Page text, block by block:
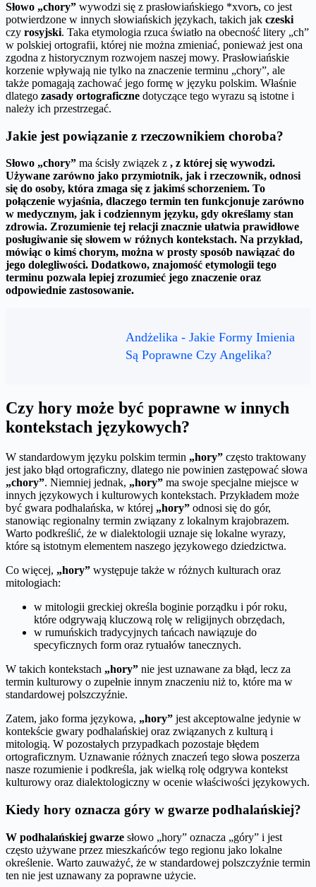
Słowo „chory” wywodzi się z prasłowiańskiego *xvorъ, co jest
potwierdzone w innych słowiańskich językach, takich jak czeski
czy rosyjski. Taka etymologia rzuca światło na obecność litery „ch”
w polskiej ortografii, której nie można zmieniać, ponieważ jest ona
zgodna z historycznym rozwojem naszej mowy. Prasłowiańskie
korzenie wpływają nie tylko na znaczenie terminu „chory”, ale
także pomagają zachować jego formę w języku polskim. Właśnie
dlatego zasady ortograficzne dotyczące tego wyrazu są istotne i
należy ich przestrzegać.
Jakie jest powiązanie z rzeczownikiem choroba?
Słowo „chory” ma ścisły związek z , z której się wywodzi.
Używane zarówno jako przymiotnik, jak i rzeczownik, odnosi
się do osoby, która zmaga się z jakimś schorzeniem. To
połączenie wyjaśnia, dlaczego termin ten funkcjonuje zarówno
w medycznym, jak i codziennym języku, gdy określamy stan
zdrowia. Zrozumienie tej relacji znacznie ułatwia prawidłowe
posługiwanie się słowem w różnych kontekstach. Na przykład,
mówiąc o kimś chorym, można w prosty sposób nawiązać do
jego dolegliwości. Dodatkowo, znajomość etymologii tego
terminu pozwala lepiej zrozumieć jego znaczenie oraz
odpowiednie zastosowanie.
Andżelika - Jakie Formy Imienia
Są Poprawne Czy Angelika?
Czy hory może być poprawne w innych
kontekstach językowych?
W standardowym języku polskim termin „hory” często traktowany
jest jako błąd ortograficzny, dlatego nie powinien zastępować słowa
„chory”. Niemniej jednak, „hory” ma swoje specjalne miejsce w
innych językowych i kulturowych kontekstach. Przykładem może
być gwara podhalańska, w której „hory” odnosi się do gór,
stanowiąc regionalny termin związany z lokalnym krajobrazem.
Warto podkreślić, że w dialektologii uznaje się lokalne wyrazy,
które są istotnym elementem naszego językowego dziedzictwa.
Co więcej, „hory” występuje także w różnych kulturach oraz
mitologiach:
w mitologii greckiej określa boginie porządku i pór roku,
które odgrywają kluczową rolę w religijnych obrzędach,
w rumuńskich tradycyjnych tańcach nawiązuje do
specyficznych form oraz rytuałów tanecznych.
W takich kontekstach „hory” nie jest uznawane za błąd, lecz za
termin kulturowy o zupełnie innym znaczeniu niż to, które ma w
standardowej polszczyźnie.
Zatem, jako forma językowa, „hory” jest akceptowalne jedynie w
kontekście gwary podhalańskiej oraz związanych z kulturą i
mitologią. W pozostałych przypadkach pozostaje błędem
ortograficznym. Uznawanie różnych znaczeń tego słowa poszerza
nasze rozumienie i podkreśla, jak wielką rolę odgrywa kontekst
kulturowy oraz dialektologiczny w ocenie właściwości językowych.
Kiedy hory oznacza góry w gwarze podhalańskiej?
W podhalańskiej gwarze słowo „hory” oznacza „góry” i jest
często używane przez mieszkańców tego regionu jako lokalne
określenie. Warto zauważyć, że w standardowej polszczyźnie termin
ten nie jest uznawany za poprawne użycie.